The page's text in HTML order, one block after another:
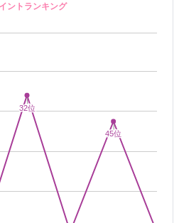
）13時〜20時
はる日誌 📙
行ってきた〜
下鴨神社♪
冷たかった。。
夏休み 旅行中／
）〜20（木）
ントランキング
32位
32位
45位
45位